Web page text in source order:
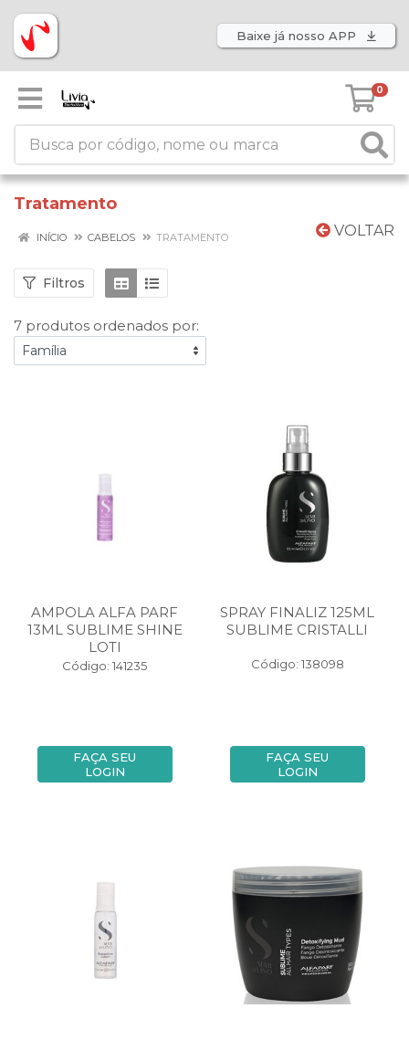
Baixe já nosso APP
0
Tratamento
VOLTAR
INÍCIO CABELOS TRATAMENTO
Filtros
7 produtos ordenados por:
AMPOLA ALFA PARF
13ML SUBLIME SHINE
LOTI
Código: 141235
FAÇA SEU
LOGIN
SPRAY FINALIZ 125ML
SUBLIME CRISTALLI
Código: 138098
FAÇA SEU
LOGIN